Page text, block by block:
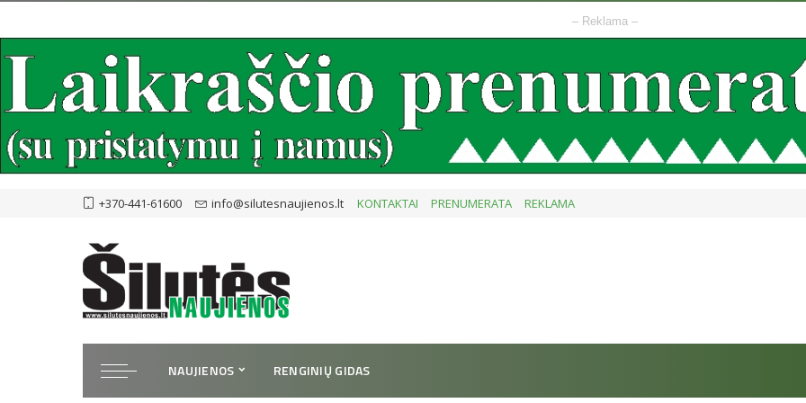
– Reklama –
+370-441-61600 info@silutesnaujienos.lt KONTAKTAI PRENUMERATA REKLAMA
NAUJIENOS RENGINIŲ GIDAS